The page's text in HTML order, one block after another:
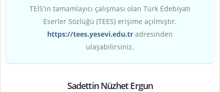
TEİS'in tamamlayıcı çalışması olan Türk Edebiyatı
Eserler Sözlüğü (TEES) erişime açılmıştır.
https://tees.yesevi.edu.tr adresinden
ulaşabilirsiniz.
Sadettin Nüzhet Ergun